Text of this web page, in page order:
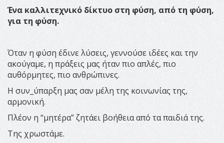
Ένα καλλιτεχνικό δίκτυο στη φύση, από τη φύση,
για τη φύση.
Όταν η φύση έδινε λύσεις, γεννούσε ιδέες και την
ακούγαμε, η πράξεις μας ήταν πιο απλές, πιο
αυθόρμητες, πιο ανθρώπινες.
Η συν_ύπαρξη μας σαν μέλη της κοινωνίας της,
αρμονική.
Πλέον η “μητέρα” ζητάει βοήθεια από τα παιδιά της.
Της χρωστάμε.